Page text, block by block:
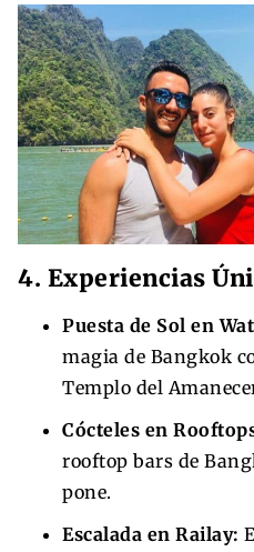
4. Experiencias
Puesta de Sol en
magia de Bangkok
Templo del
Cócteles en
rooftop bars de
pone.
Escalada en Railay: